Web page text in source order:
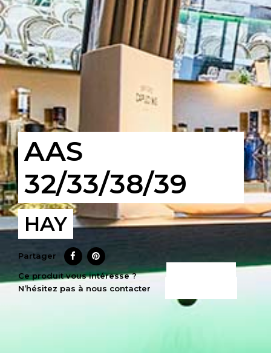
AAS
32/33/38/39
HAY
Partager
Ce produit vous intéresse ?
N’hésitez pas à nous contacter